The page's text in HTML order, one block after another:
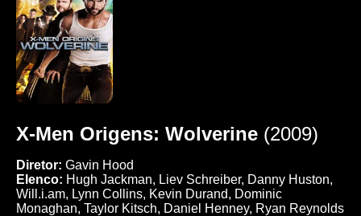
X-Men Origens: Wolverine (2009)
Diretor: Gavin Hood
Elenco: Hugh Jackman, Liev Schreiber, Danny Huston,
Will.i.am, Lynn Collins, Kevin Durand, Dominic
Monaghan, Taylor Kitsch, Daniel Henney, Ryan Reynolds